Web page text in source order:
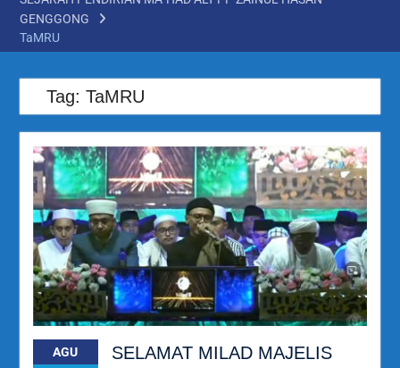
GENGGONG
TaMRU
Tag: TaMRU
AGU
SELAMAT MILAD MAJELIS